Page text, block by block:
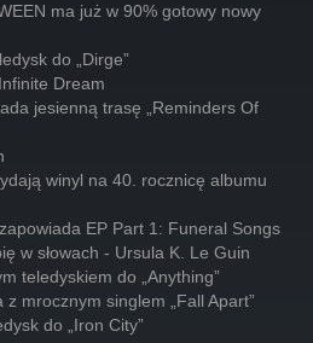
ma już w 90% gotowy nowy
do „Dirge”
Dream
jesienną trasę „Reminders Of
winyl na 40. rocznicę albumu
EP Part 1: Funeral Songs
w słowach - Ursula K. Le Guin
teledyskiem do „Anything”
mrocznym singlem „Fall Apart”
do „Iron City”